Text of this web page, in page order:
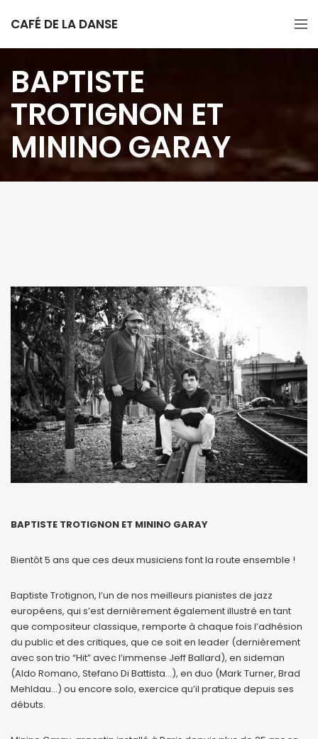
CAFÉ DE LA DANSE
BAPTISTE
TROTIGNON ET
MININO GARAY
BAPTISTE TROTIGNON ET MININO GARAY
Bientôt 5 ans que ces deux musiciens font la route ensemble !
Baptiste Trotignon, l’un de nos meilleurs pianistes de jazz
européens, qui s’est dernièrement également illustré en tant
que compositeur classique, remporte à chaque fois l’adhésion
du public et des critiques, que ce soit en leader (dernièrement
avec son trio “Hit” avec l’immense Jeff Ballard), en sideman
(Aldo Romano, Stefano Di Battista…), en duo (Mark Turner, Brad
Mehldau…) ou encore solo, exercice qu’il pratique depuis ses
débuts.